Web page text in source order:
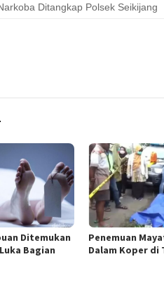
Ditangkap Polsek Seikijang
Ditemukan
Bagian
Penemuan
Dalam Koper di